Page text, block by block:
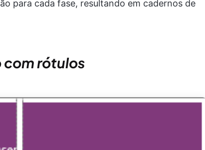
para cada fase, resultando em cadernos de
com rótulos